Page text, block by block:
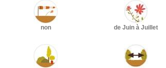
non de Juin à Juillet